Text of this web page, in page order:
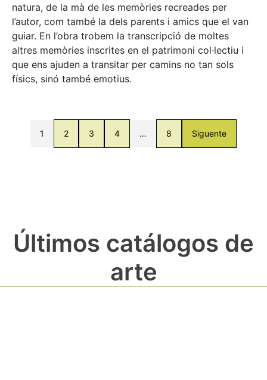
natura, de la mà de les memòries recreades per
l’autor, com també la dels parents i amics que el van
guiar. En l’obra trobem la transcripció de moltes
altres memòries inscrites en el patrimoni col·lectiu i
que ens ajuden a transitar per camins no tan sols
físics, sinó també emotius.
1 2 3 4 … 8 Siguente
Últimos catálogos de
arte